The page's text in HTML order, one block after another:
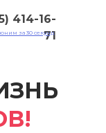
414-16-
71
за 30 секунд